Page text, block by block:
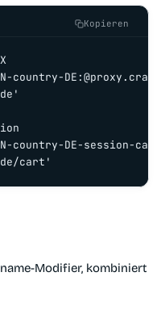
Kopieren
country-
country-DE-session-
cart'
Modifier, kombiniert